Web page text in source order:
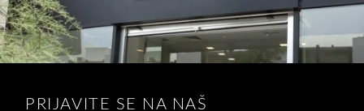
PRIJAVITE SE NA NAŠ